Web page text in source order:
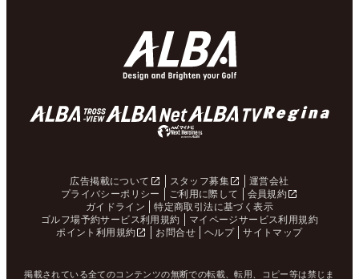
広告掲載について スタッフ募集
運営会社
プライバシーポリシー
ご利用に際して
会員規約
ガイドライン
特定商取引法に基づく表示
ゴルフ場予約サービス利用規約
マイページサービス利用規約
ポイント利用規約
お問合せ ヘルプ サイトマップ
掲載されている全てのコンテンツの無断での転載、転用、コピー等は禁じま